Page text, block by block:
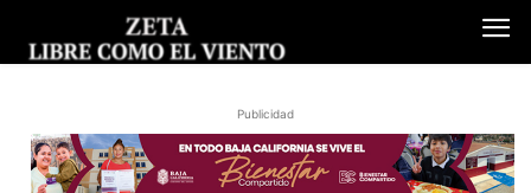
Publicidad